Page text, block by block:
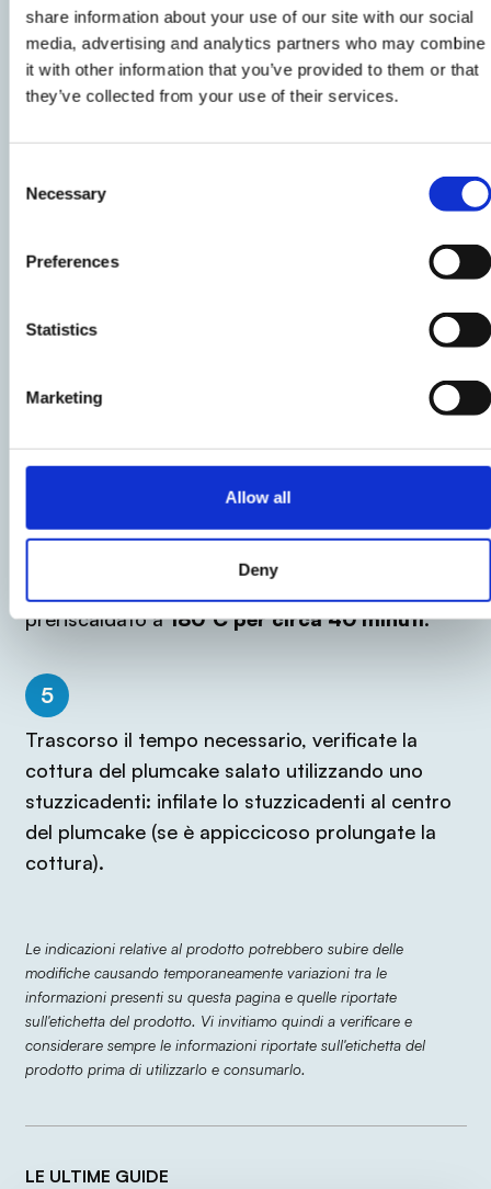
share information about your use of our site with our social
media, advertising and analytics partners who may combine
it with other information that you’ve provided to them or that
they’ve collected from your use of their services.
Selection
Necessary
Preferences
Statistics
Marketing
Allow all
Deny
2
In una terrina capiente, montate leuovacon il
salee ilpepefino a farle diventare spumose;
lievito.
3
precedenza. Versate il composto ottenuto in
imburrato e infarinato.
4
preriscaldato a180°C per circa 40 minuti.
5
Trascorso il tempo necessario, verificate la
cottura del plumcake salato utilizzando uno
stuzzicadenti: infilate lo stuzzicadenti al centro
del plumcake (se è appiccicoso prolungate la
cottura).
Le indicazioni relative al prodotto potrebbero subire delle
modifiche causando temporaneamente variazioni tra le
informazioni presenti su questa pagina e quelle riportate
sull'etichetta del prodotto. Vi invitiamo quindi a verificare e
considerare sempre le informazioni riportate sull'etichetta del
prodotto prima di utilizzarlo e consumarlo.
LE ULTIME GUIDE